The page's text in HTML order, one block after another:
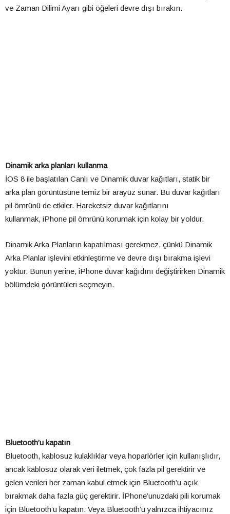
ve Zaman Dilimi Ayarı gibi öğeleri devre dışı bırakın.
Dinamik arka planları kullanma
İOS 8 ile başlatılan Canlı ve Dinamik duvar kağıtları, statik bir
arka plan görüntüsüne temiz bir arayüz sunar. Bu duvar kağıtları
pil ömrünü de etkiler. Hareketsiz duvar kağıtlarını
kullanmak, iPhone pil ömrünü korumak için kolay bir yoldur.
Dinamik Arka Planların kapatılması gerekmez, çünkü Dinamik
Arka Planlar işlevini etkinleştirme ve devre dışı bırakma işlevi
yoktur. Bunun yerine, iPhone duvar kağıdını değiştirirken Dinamik
bölümdeki görüntüleri seçmeyin.
Bluetooth’u kapatın
Bluetooth, kablosuz kulaklıklar veya hoparlörler için kullanışlıdır,
ancak kablosuz olarak veri iletmek, çok fazla pil gerektirir ve
gelen verileri her zaman kabul etmek için Bluetooth’u açık
bırakmak daha fazla güç gerektirir. İPhone’unuzdaki pili korumak
için Bluetooth’u kapatın. Veya Bluetooth’u yalnızca ihtiyacınız